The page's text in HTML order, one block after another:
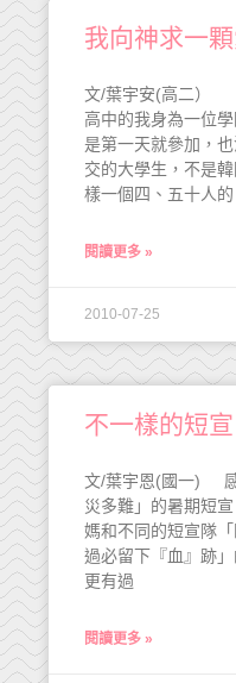
我向神求一
文/葉宇安(高二）
高中的我身為一位
是第一天就參加，
交的大學生，不是
樣一個四、五十人的
閱讀更多 »
2010-07-25
不一樣的短宣
文/葉宇恩(國一) 感
災多難」的暑期
媽和不同的短宣隊
過必留下『血』跡
更有過
閱讀更多 »